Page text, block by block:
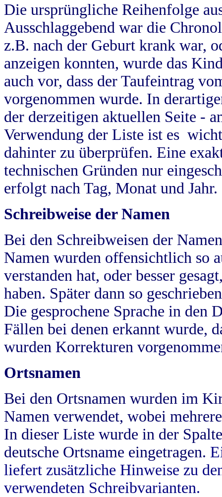
Die ursprüngliche Reihenfolge
Ausschlaggebend war die
z.B. nach der Geburt krank war,
anzeigen konnten, wurde das
auch vor, dass der Taufeintrag
vorgenommen wurde. In
der derzeitigen aktuellen Seite -
Verwendung der Liste ist es
dahinter zu überprüfen. Eine
technischen Gründen nur
erfolgt nach Tag, Monat und Jahr.
Schreibweise der Namen
Bei den Schreibweisen der
Namen wurden offensichtlich so
verstanden hat, oder besser
haben. Später dann so
Die gesprochene Sprache in
Fällen bei denen erkannt wurde,
wurden Korrekturen
Ortsnamen
Bei den Ortsnamen wurden im
Namen verwendet, wobei
In dieser Liste wurde in der
deutsche Ortsname eingetragen.
liefert zusätzliche Hinweise zu
verwendeten Schreibvarianten.